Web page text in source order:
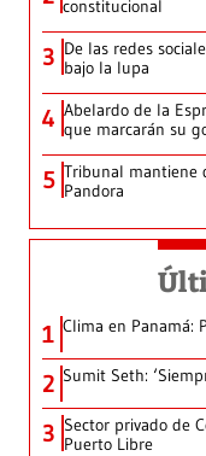
constitucional
3 De las redes
bajo la lupa
4 Abelardo de la
que marcarán su
5 Tribunal mantiene
Pandora
1 Clima en Panamá:
2 Sumit Seth:
3 Sector privado de
Puerto Libre